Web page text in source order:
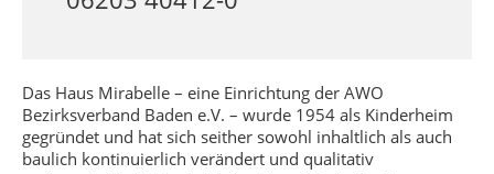
Das Haus Mirabelle – eine Einrichtung der AWO
Bezirksverband Baden e.V. – wurde 1954 als Kinderheim
gegründet und hat sich seither sowohl inhaltlich als auch
baulich kontinuierlich verändert und qualitativ